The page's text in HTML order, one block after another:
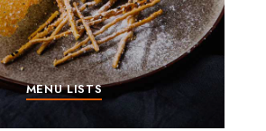
MENU LISTS